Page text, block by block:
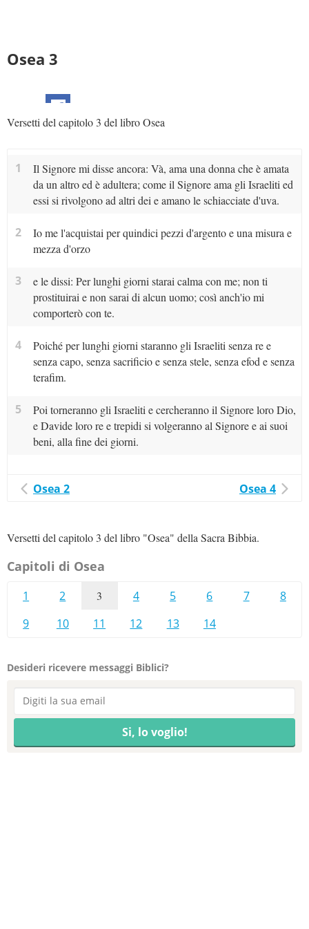
Osea 3
Versetti del capitolo 3 del libro Osea
1
Il Signore mi disse ancora: Và, ama una donna che è amata
da un altro ed è adultera; come il Signore ama gli Israeliti ed
essi si rivolgono ad altri dei e amano le schiacciate d'uva.
2
Io me l'acquistai per quindici pezzi d'argento e una misura e
mezza d'orzo
3
e le dissi: Per lunghi giorni starai calma con me; non ti
prostituirai e non sarai di alcun uomo; così anch'io mi
comporterò con te.
4
Poiché per lunghi giorni staranno gli Israeliti senza re e
senza capo, senza sacrificio e senza stele, senza efod e senza
terafim.
5
Poi torneranno gli Israeliti e cercheranno il Signore loro Dio,
e Davide loro re e trepidi si volgeranno al Signore e ai suoi
beni, alla fine dei giorni.
Osea 2 Osea 4
Versetti del capitolo 3 del libro "Osea" della Sacra Bibbia.
Capitoli di Osea
1 2 3 4 5 6 7
8
9
10 11 12 13 14
Desideri ricevere messaggi Biblici?